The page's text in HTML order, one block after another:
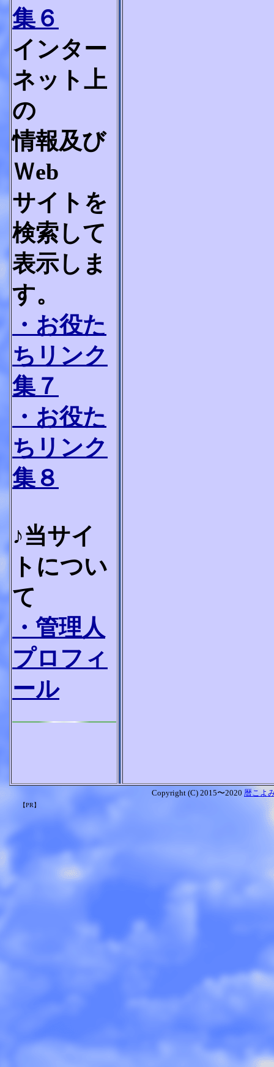
集６
インター
ネット上
の
情報及び
Ｗeb
サイトを
検索して
表示しま
す。
・お役た
ちリンク
集７
・お役た
ちリンク
集８
♪当サイ
トについ
て
・管理人
プロフィ
ール
Copyright (C) 2015〜2020 暦こよ
【PR】